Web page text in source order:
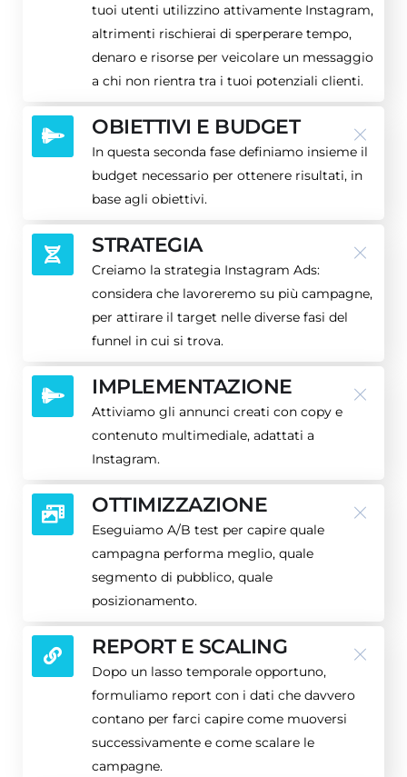
tuoi utenti utilizzino attivamente Instagram,
altrimenti rischierai di sperperare tempo,
denaro e risorse per veicolare un messaggio
a chi non rientra tra i tuoi potenziali clienti.
OBIETTIVI E BUDGET
In questa seconda fase definiamo insieme il
budget necessario per ottenere risultati, in
base agli obiettivi.
STRATEGIA
Creiamo la strategia Instagram Ads:
considera che lavoreremo su più campagne,
per attirare il target nelle diverse fasi del
funnel in cui si trova.
IMPLEMENTAZIONE
Attiviamo gli annunci creati con copy e
contenuto multimediale, adattati a
Instagram.
OTTIMIZZAZIONE
Eseguiamo A/B test per capire quale
campagna performa meglio, quale
segmento di pubblico, quale
posizionamento.
REPORT E SCALING
Dopo un lasso temporale opportuno,
formuliamo report con i dati che davvero
contano per farci capire come muoversi
successivamente e come scalare le
campagne.